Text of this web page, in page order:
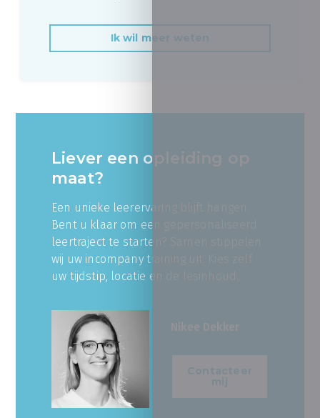
Ik wil meer weten
Liever een opleiding op
maat?
Een unieke leerervaring blijft hangen.
Bent u klaar om een gepersonaliseerd
leertraject te starten? Samen stippelen
wij uw incompany training uit. Kies zelf
uw tijdstip, locatie en de lesinhoud.